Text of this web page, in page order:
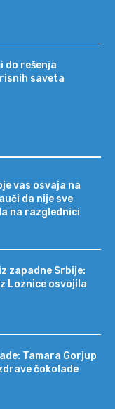
do rešenja
saveta
vas osvaja na
da nije sve
na razglednici
zapadne Srbije:
Loznice osvojila
Tamara Gorjup
čokolade